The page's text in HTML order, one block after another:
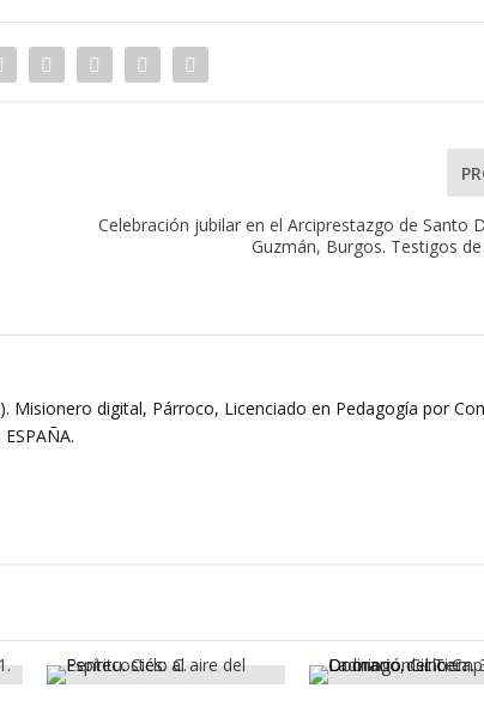
Celebración jubilar en el Arciprestazgo de Santo
Guzmán, Burgos. Testigos
Misionero digital, Párroco, Licenciado en Pedagogía por